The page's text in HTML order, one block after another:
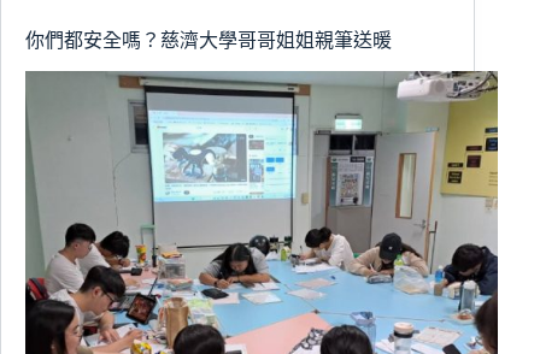
辦
「科
招
募
說
明
會
你們都安全嗎？慈濟大學哥哥姐姐親筆送暖